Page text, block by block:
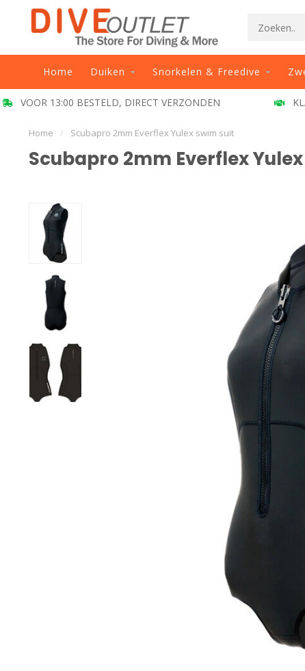
Home Duiken Snorkelen & Freedive
VOOR 13:00 BESTELD, DIRECT VERZONDEN
Home / Scubapro 2mm Everflex Yulex swim suit
Scubapro 2mm Everflex